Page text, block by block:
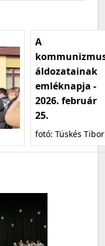
A
áldozatainak
emléknapja -
2026. február
25.
fotó: Tüskés Tibor